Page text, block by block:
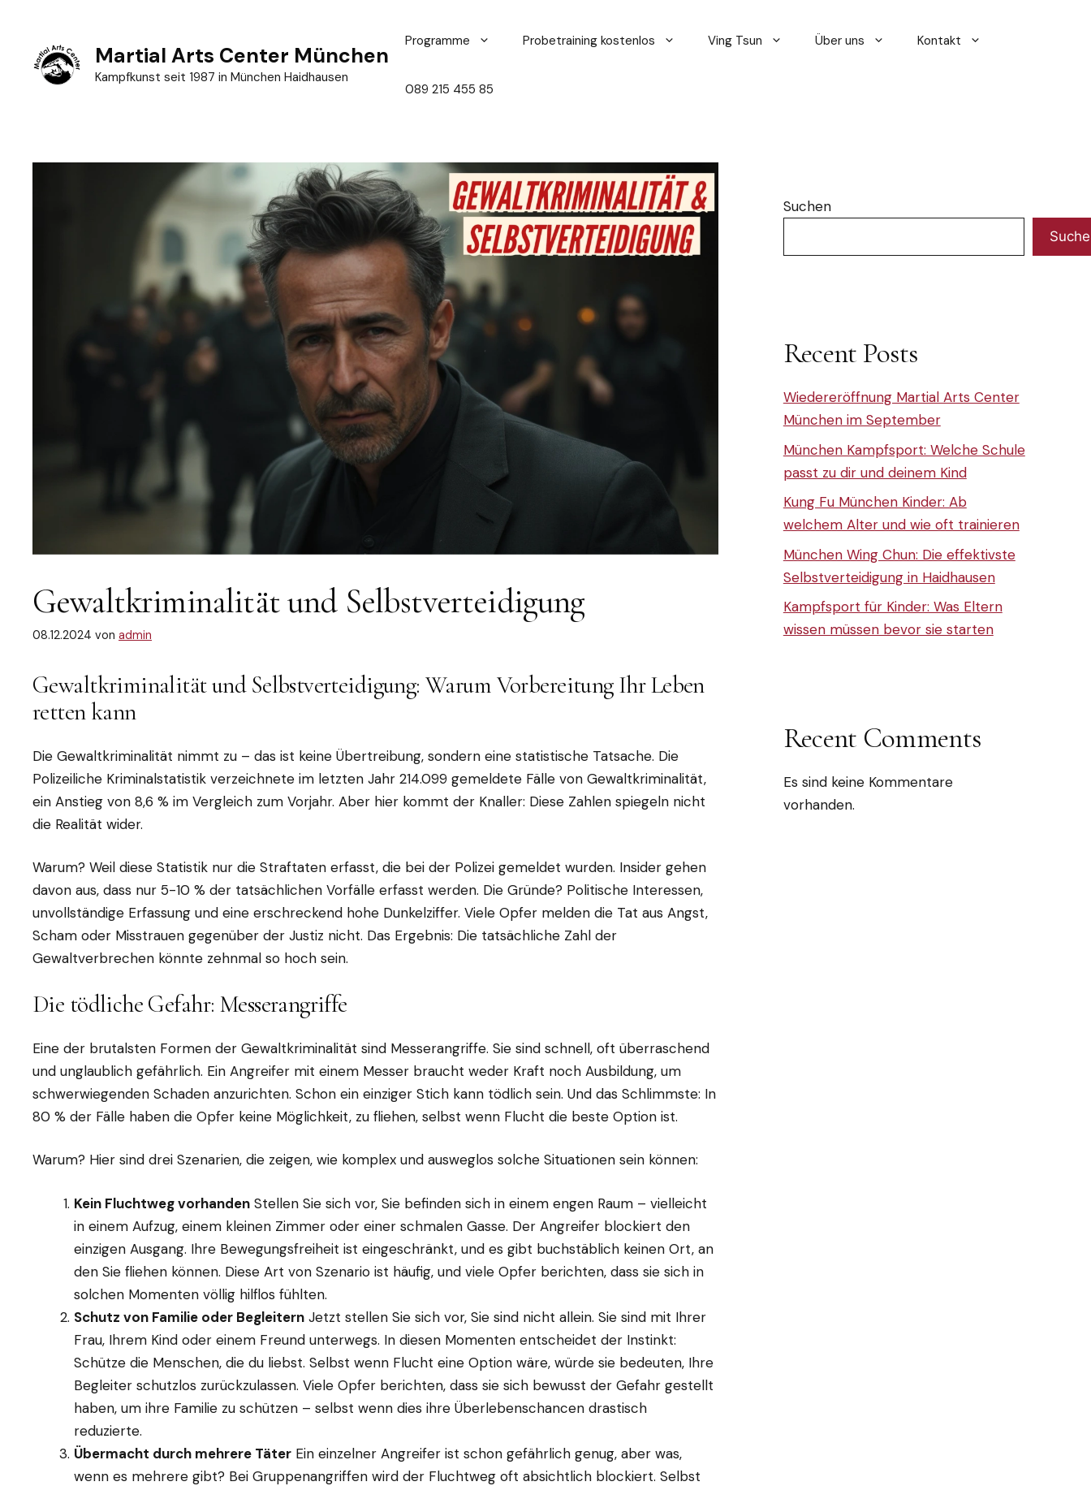
springen
Martial Arts Center München
Kampfkunst seit 1987 in München Haidhausen
Programme Probetraining kostenlos Ving Tsun Über uns Kontakt
089 215 455 85
Gewaltkriminalität und Selbstverteidigung
08.12.2024 von admin
Gewaltkriminalität und Selbstverteidigung: Warum Vorbereitung Ihr Leben
retten kann
Die Gewaltkriminalität nimmt zu – das ist keine Übertreibung, sondern eine statistische Tatsache. Die
Polizeiliche Kriminalstatistik verzeichnete im letzten Jahr 214.099 gemeldete Fälle von Gewaltkriminalität,
ein Anstieg von 8,6 % im Vergleich zum Vorjahr. Aber hier kommt der Knaller: Diese Zahlen spiegeln nicht
die Realität wider.
Warum? Weil diese Statistik nur die Straftaten erfasst, die bei der Polizei gemeldet wurden. Insider gehen
davon aus, dass nur 5-10 % der tatsächlichen Vorfälle erfasst werden. Die Gründe? Politische Interessen,
unvollständige Erfassung und eine erschreckend hohe Dunkelziffer. Viele Opfer melden die Tat aus Angst,
Scham oder Misstrauen gegenüber der Justiz nicht. Das Ergebnis: Die tatsächliche Zahl der
Gewaltverbrechen könnte zehnmal so hoch sein.
Die tödliche Gefahr: Messerangriffe
Eine der brutalsten Formen der Gewaltkriminalität sind Messerangriffe. Sie sind schnell, oft überraschend
und unglaublich gefährlich. Ein Angreifer mit einem Messer braucht weder Kraft noch Ausbildung, um
schwerwiegenden Schaden anzurichten. Schon ein einziger Stich kann tödlich sein. Und das Schlimmste: In
80 % der Fälle haben die Opfer keine Möglichkeit, zu fliehen, selbst wenn Flucht die beste Option ist.
Warum? Hier sind drei Szenarien, die zeigen, wie komplex und ausweglos solche Situationen sein können:
Kein Fluchtweg vorhanden Stellen Sie sich vor, Sie befinden sich in einem engen Raum – vielleicht
in einem Aufzug, einem kleinen Zimmer oder einer schmalen Gasse. Der Angreifer blockiert den
einzigen Ausgang. Ihre Bewegungsfreiheit ist eingeschränkt, und es gibt buchstäblich keinen Ort, an
den Sie fliehen können. Diese Art von Szenario ist häufig, und viele Opfer berichten, dass sie sich in
solchen Momenten völlig hilflos fühlten.
Schutz von Familie oder Begleitern Jetzt stellen Sie sich vor, Sie sind nicht allein. Sie sind mit Ihrer
Frau, Ihrem Kind oder einem Freund unterwegs. In diesen Momenten entscheidet der Instinkt:
Schütze die Menschen, die du liebst. Selbst wenn Flucht eine Option wäre, würde sie bedeuten, Ihre
Begleiter schutzlos zurückzulassen. Viele Opfer berichten, dass sie sich bewusst der Gefahr gestellt
haben, um ihre Familie zu schützen – selbst wenn dies ihre Überlebenschancen drastisch
reduzierte.
Übermacht durch mehrere Täter Ein einzelner Angreifer ist schon gefährlich genug, aber was,
wenn es mehrere gibt? Bei Gruppenangriffen wird der Fluchtweg oft absichtlich blockiert. Selbst
Suchen
Recent Posts
Wiedereröffnung Martial Arts Center
München im September
München Kampfsport: Welche Schule
passt zu dir und deinem Kind
Kung Fu München Kinder: Ab
welchem Alter und wie oft trainieren
München Wing Chun: Die effektivste
Selbstverteidigung in Haidhausen
Kampfsport für Kinder: Was Eltern
wissen müssen bevor sie starten
Recent Comments
Es sind keine Kommentare
vorhanden.